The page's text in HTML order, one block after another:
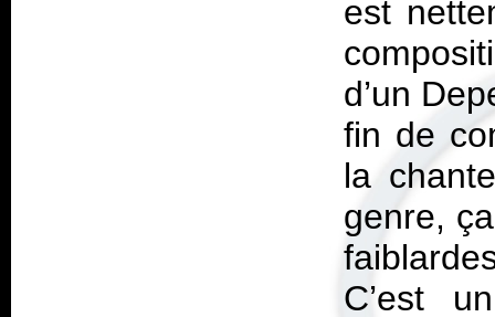
est
d’un
fin de
la
genre,
C’est